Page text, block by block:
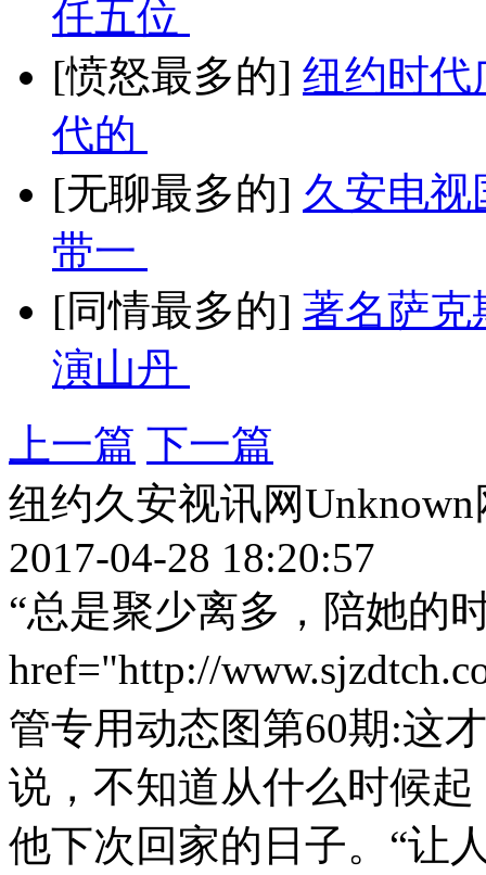
任五位
[愤怒最多的] 纽约时代
代的
[无聊最多的] 久安电视
带一
[同情最多的] 著名萨克
演山丹
上一篇 下一篇
纽约久安视讯网
2017-04-28 18:20:57
“总是聚少离多，陪她的
href="http://
管专用动态图第60期:这
说，不知道从什么时候
他下次回家的日子。“让